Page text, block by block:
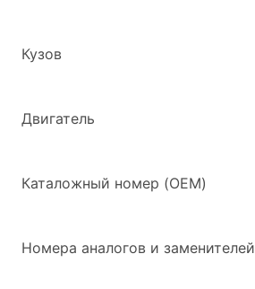
Кузов
Двигатель
Каталожный номер (OEM)
Номера аналогов и заменителей